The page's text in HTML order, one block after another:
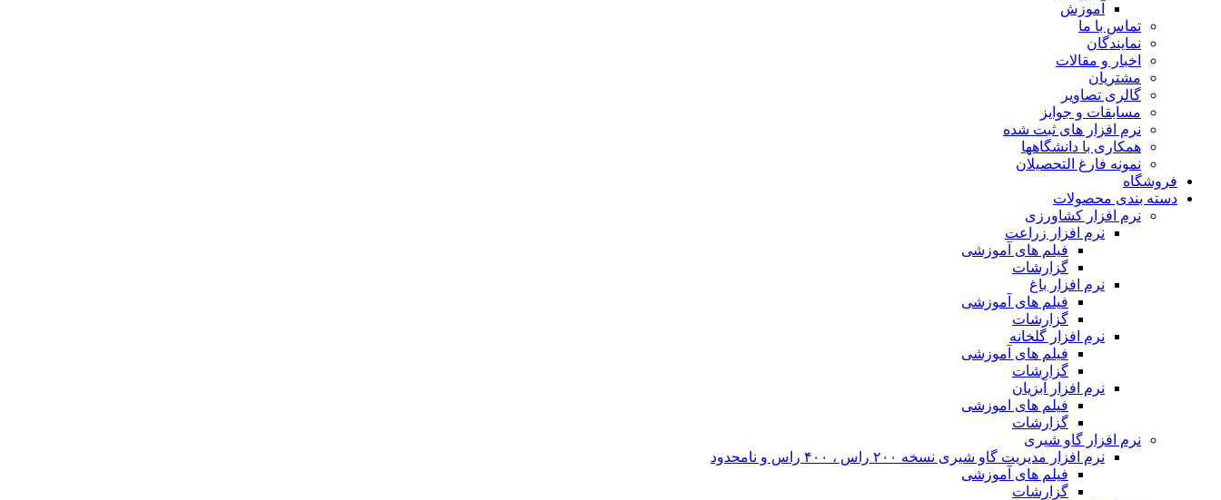
آموزش
تماس با ما
نمایندگان
اخبار و مقالات
مشتریان
گالری تصاویر
مسابقات و جوایز
نرم افزار های ثبت شده
همکاری با دانشگاهها
نمونه فارغ التحصیلان
فروشگاه
دسته بندی محصولات
نرم افزار کشاورزی
نرم افزار زراعت
فیلم های آموزشی
گزارشات
نرم افزار باغ
فیلم های آموزشی
گزارشات
نرم افزار گلخانه
فیلم های آموزشی
گزارشات
نرم افزار آبزیان
فیلم های اموزشی
گزارشات
نرم افزار گاو شیری
نرم افزار مدیریت گاو شیری نسخه ۲۰۰ راس ، ۴۰۰ راس و نامحدود
فیلم های آموزشی
گزارشات